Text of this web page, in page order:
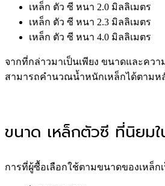
เหล็ก ตัว ซี หนา 2.0 มิลลิเมตร
เหล็ก ตัว ซี หนา 2.3 มิลลิเมตร
เหล็ก ตัว ซี หนา 4.0 มิลลิเมตร
จากที่กล่าวมาเป็นเพียง ขนาดและคว
สามารถคำนวณน้ำหนักเหล็กได้ตามห
ขนาด เหล็กตัวซี ที่นิยมใ
การที่ผู้ซื้อเลือกใช้ตามขนาดของเหล็